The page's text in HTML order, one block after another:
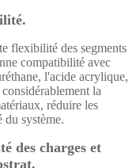
flexibilité des segments
compatibilité avec
l'acide acrylique,
la
réduire les
du système.
des charges et